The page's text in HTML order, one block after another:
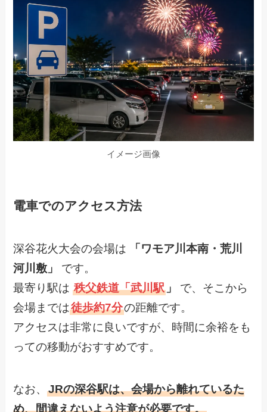
イメージ画像
電車でのアクセス方法
深谷花火大会の会場は
「ワモア川本南・荒川
河川敷」
です。
最寄り駅は秩父鉄道「武川駅 」
で、そこから
会場までは徒歩約7分の距離です。
アクセスは非常に良いですが、時間に余裕をも
っての移動がおすすめです。
なお、JRの深谷駅は、会場から離れているた
め、間違えないよう注意が必要です。